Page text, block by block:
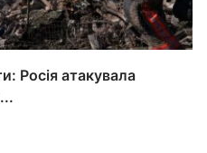
Росія атакувала